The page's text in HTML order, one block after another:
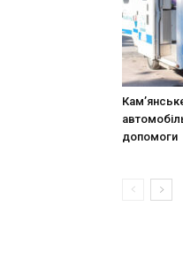
допомоги